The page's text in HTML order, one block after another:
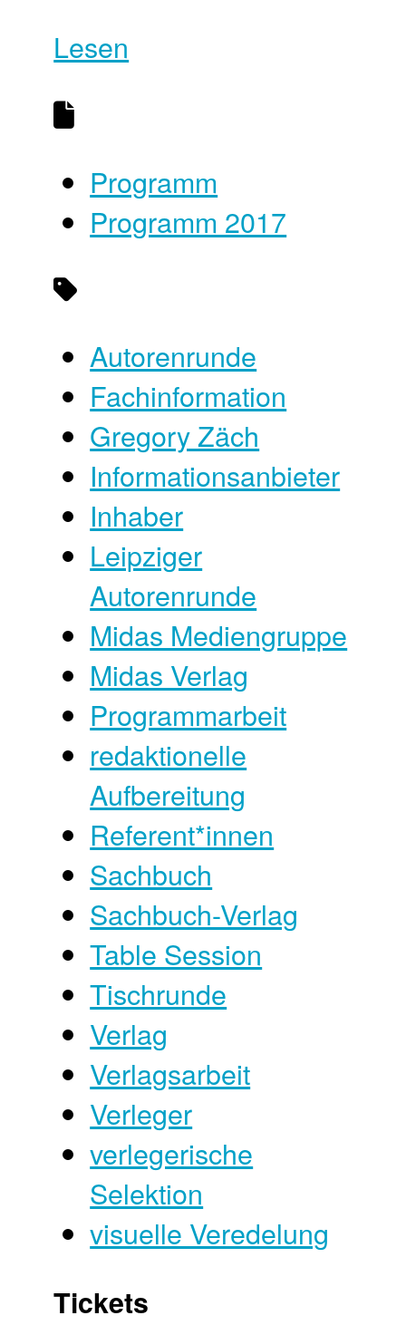
Lesen
Programm
Programm 2017
Autorenrunde
Fachinformation
Gregory Zäch
Informationsanbieter
Inhaber
Leipziger
Autorenrunde
Midas Mediengruppe
Midas Verlag
Programmarbeit
redaktionelle
Aufbereitung
Referent*innen
Sachbuch
Sachbuch-Verlag
Table Session
Tischrunde
Verlag
Verlagsarbeit
Verleger
verlegerische
Selektion
visuelle Veredelung
Tickets